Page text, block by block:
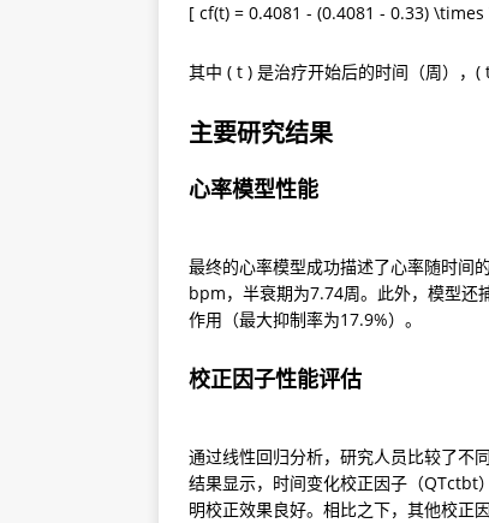
[ cf(t) = 0.4081 - (0.4081 - 0.33)
其中 ( t ) 是治疗开始后的时间（周），
主要研究结果
心率模型性能
最终的心率模型成功描述了心率随时间
bpm，半衰期为7.74周。此外，模型还
作用（最大抑制率为17.9%）。
校正因子性能评估
通过线性回归分析，研究人员比较了不
结果显示，时间变化校正因子（QTctbt
明校正效果良好。相比之下，其他校正